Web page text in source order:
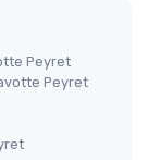
Peyret
Peyret